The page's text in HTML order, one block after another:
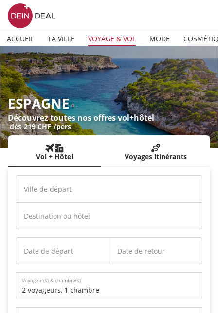
ACCUEIL TA VILLE VOYAGE & VOL MODE
ESPAGNE
Découvrez toutes nos offres vol+hôtel
dès 219 CHF /pers
Vol + Hôtel Voyages itinérants
Ville de départ
Destination ou hôtel
Date de départ Date de retour
Voyageur(s) & chambre(s)
2 voyageurs, 1 chambre